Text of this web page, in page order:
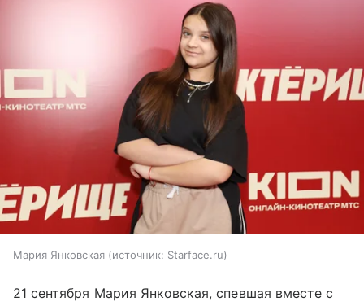
Мария Янковская источник: Starface.ru
21 сентября Мария Янковская, спевшая вместе с